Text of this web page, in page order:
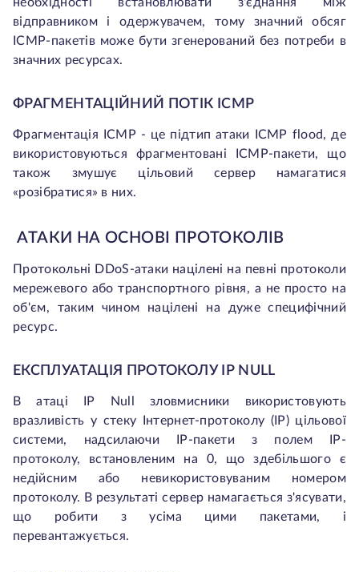
відправником і одержувачем, тому значний обсяг
ICMP-пакетів може бути згенерований без потреби в
значних ресурсах.
ФРАГМЕНТАЦІЙНИЙ ПОТІК ICMP
Фрагментація ICMP - це підтип атаки ICMP flood, де
використовуються фрагментовані ICMP-пакети, що
також змушує цільовий сервер намагатися
«розібратися» в них.
АТАКИ НА ОСНОВІ ПРОТОКОЛІВ
Протокольні DDoS-атаки націлені на певні протоколи
мережевого або транспортного рівня, а не просто на
об'єм, таким чином націлені на дуже специфічний
ресурс.
ЕКСПЛУАТАЦІЯ ПРОТОКОЛУ IP NULL
В атаці IP Null зловмисники використовують
вразливість у стеку Інтернет-протоколу (IP) цільової
системи, надсилаючи IP-пакети з полем IP-
протоколу, встановленим на 0, що здебільшого є
недійсним або невикористовуваним номером
протоколу. В результаті сервер намагається з'ясувати,
що робити з усіма цими пакетами, і
перевантажується.